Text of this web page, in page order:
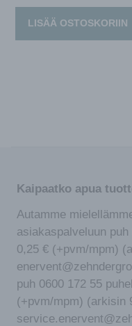
LISÄÄ OSTOSKORIIN
Kaipaatko apua
Autamme
asiakaspalveluun
0,25 € (+pvm/mpm)
puh 0600 172 55
(+pvm/mpm) (arkisin